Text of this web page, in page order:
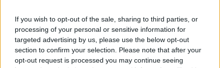
If you wish to opt-out of the sale, sharing to third parties, or
processing of your personal or sensitive information for
targeted advertising by us, please use the below opt-out
section to confirm your selection. Please note that after your
opt-out request is processed you may continue seeing
SZÓLJ HOZZÁ TE IS!
2021 vége óta csak egy nagyobb versenyen
indult a Forma-1-ből visszavonult Kimi Räikkönen,